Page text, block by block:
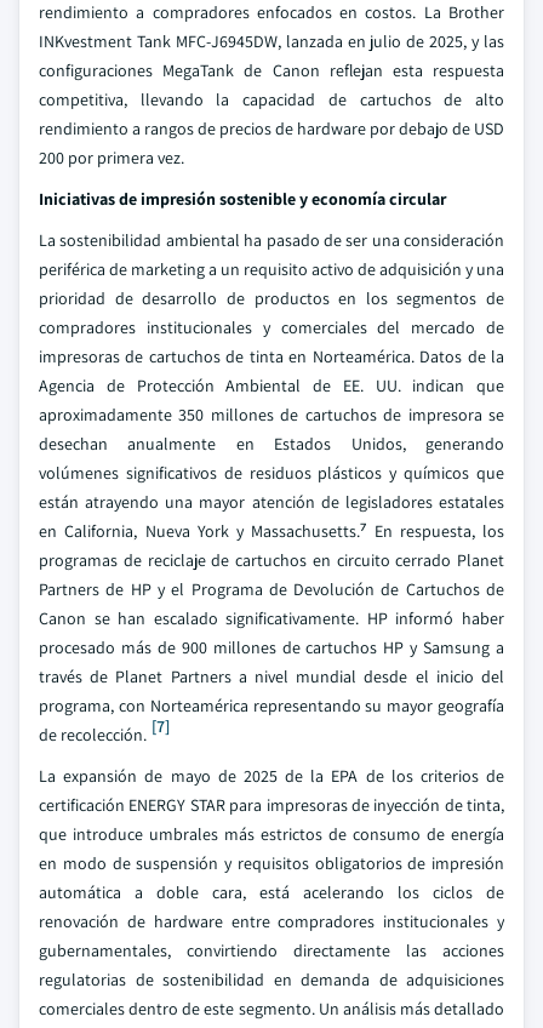
rendimiento a compradores enfocados en costos. La Brother
INKvestment Tank MFC-J6945DW, lanzada en julio de 2025, y las
configuraciones MegaTank de Canon reflejan esta respuesta
competitiva, llevando la capacidad de cartuchos de alto
rendimiento a rangos de precios de hardware por debajo de USD
200 por primera vez.
Iniciativas de impresión sostenible y economía circular
La sostenibilidad ambiental ha pasado de ser una consideración
periférica de marketing a un requisito activo de adquisición y una
prioridad de desarrollo de productos en los segmentos de
compradores institucionales y comerciales del mercado de
impresoras de cartuchos de tinta en Norteamérica. Datos de la
Agencia de Protección Ambiental de EE. UU. indican que
aproximadamente 350 millones de cartuchos de impresora se
desechan anualmente en Estados Unidos, generando
volúmenes significativos de residuos plásticos y químicos que
están atrayendo una mayor atención de legisladores estatales
en California, Nueva York y Massachusetts.⁷ En respuesta, los
programas de reciclaje de cartuchos en circuito cerrado Planet
Partners de HP y el Programa de Devolución de Cartuchos de
Canon se han escalado significativamente. HP informó haber
procesado más de 900 millones de cartuchos HP y Samsung a
través de Planet Partners a nivel mundial desde el inicio del
programa, con Norteamérica representando su mayor geografía
de recolección. [7]
La expansión de mayo de 2025 de la EPA de los criterios de
certificación ENERGY STAR para impresoras de inyección de tinta,
que introduce umbrales más estrictos de consumo de energía
en modo de suspensión y requisitos obligatorios de impresión
automática a doble cara, está acelerando los ciclos de
renovación de hardware entre compradores institucionales y
gubernamentales, convirtiendo directamente las acciones
regulatorias de sostenibilidad en demanda de adquisiciones
comerciales dentro de este segmento. Un análisis más detallado